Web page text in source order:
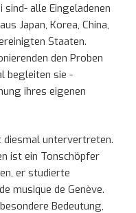
alle Eingeladenen
Japan, Korea, China,
Staaten.
den Proben
begleiten sie -
ihres eigenen
diesmal untervertreten.
ist ein Tonschöpfer
er studierte
musique de Genève.
Bedeutung,